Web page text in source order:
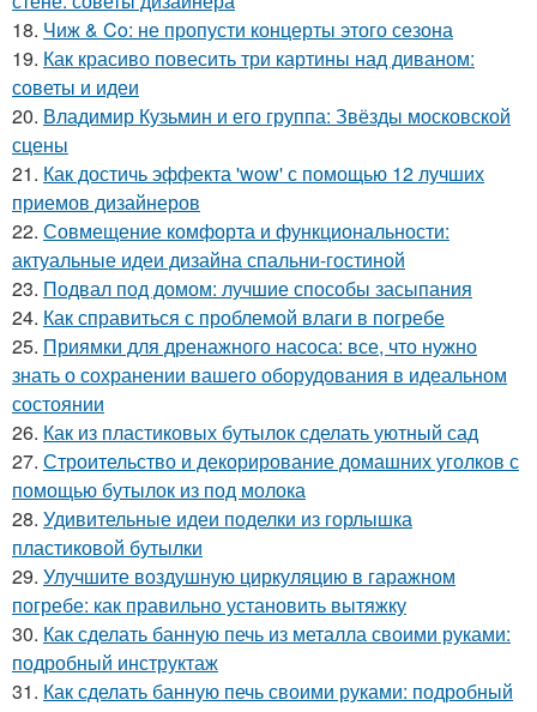
18. Чиж & Co: не пропусти концерты этого сезона
19. Как красиво повесить три картины над диваном:
советы и идеи
20. Владимир Кузьмин и его группа: Звёзды московской
сцены
21. Как достичь эффекта 'wow' с помощью 12 лучших
приемов дизайнеров
22. Совмещение комфорта и функциональности:
актуальные идеи дизайна спальни-гостиной
23. Подвал под домом: лучшие способы засыпания
24. Как справиться с проблемой влаги в погребе
25. Приямки для дренажного насоса: все, что нужно
знать о сохранении вашего оборудования в идеальном
состоянии
26. Как из пластиковых бутылок сделать уютный сад
27. Строительство и декорирование домашних уголков с
помощью бутылок из под молока
28. Удивительные идеи поделки из горлышка
пластиковой бутылки
29. Улучшите воздушную циркуляцию в гаражном
погребе: как правильно установить вытяжку
30. Как сделать банную печь из металла своими руками:
подробный инструктаж
31. Как сделать банную печь своими руками: подробный